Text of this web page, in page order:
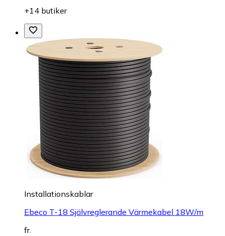
+14 butiker
Installationskablar
Ebeco T-18 Självreglerande Värmekabel 18W/m
fr.